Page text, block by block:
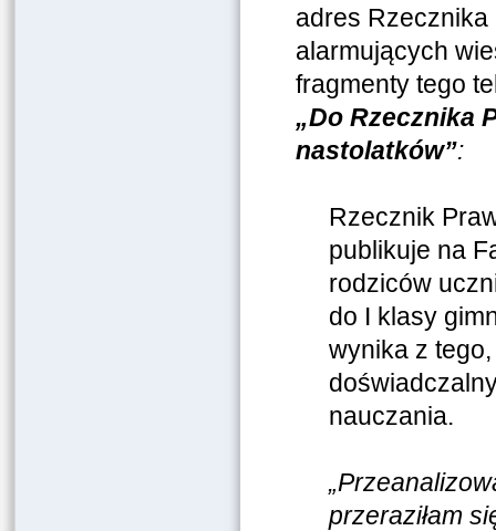
adres
alarmujących
fragmenty tego
„Do Rzecznika
nastolatków”:
Rzecznik
publikuje na
rodziców
do I klasy
wynika z
nauczania.
przeraziłam